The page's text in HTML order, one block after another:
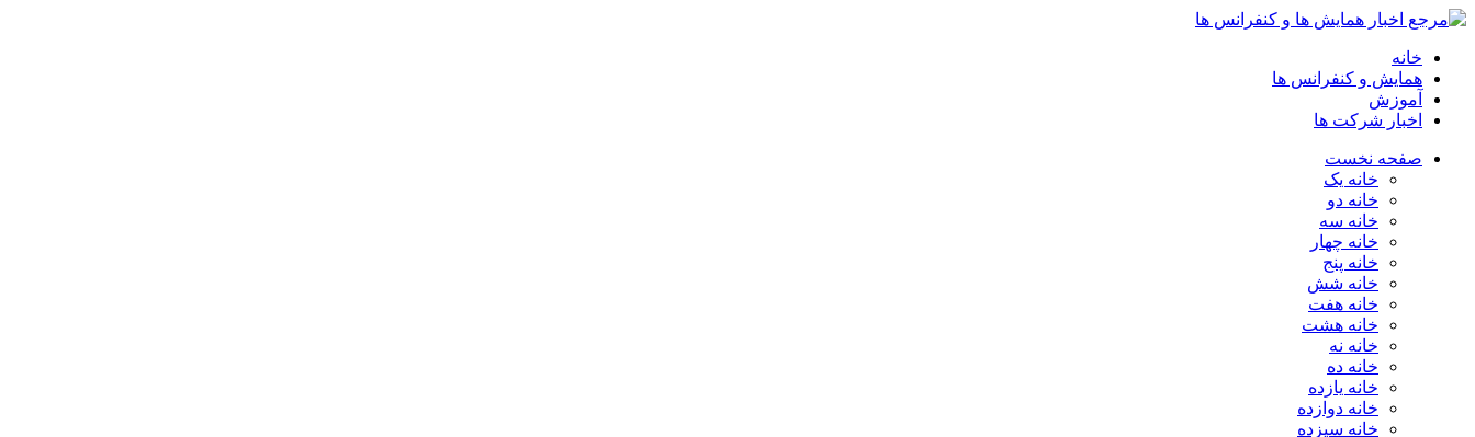
خانه
همایش و کنفرانس ها
آموزش
اخبار شرکت ها
صفحه نخست
خانه یک
خانه دو
خانه سه
خانه چهار
خانه پنج
خانه شش
خانه هفت
خانه هشت
خانه نه
خانه ده
خانه یازده
خانه دوازده
خانه سیزده